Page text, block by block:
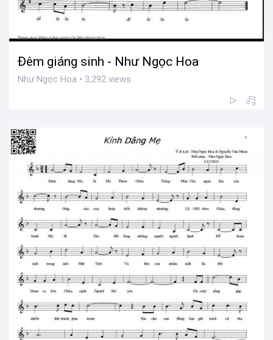
Đêm giáng sinh - Như Ngọc Hoa
Như Ngọc Hoa • 3,292 views